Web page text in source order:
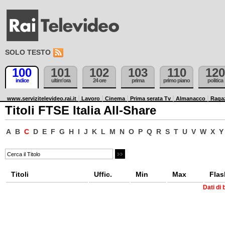
SOLO TESTO
100
indice
101
ultim'ora
102
24 ore
103
prima
110
primo piano
120
politica
www.servizitelevideo.rai.it Lavoro Cinema Prima serata Tv Almanacco
Titoli FTSE Italia All-Share
A B C D E F G H I J K L M N O P Q R S T U V W X Y
Titoli Uffic. Min Max
Dati di